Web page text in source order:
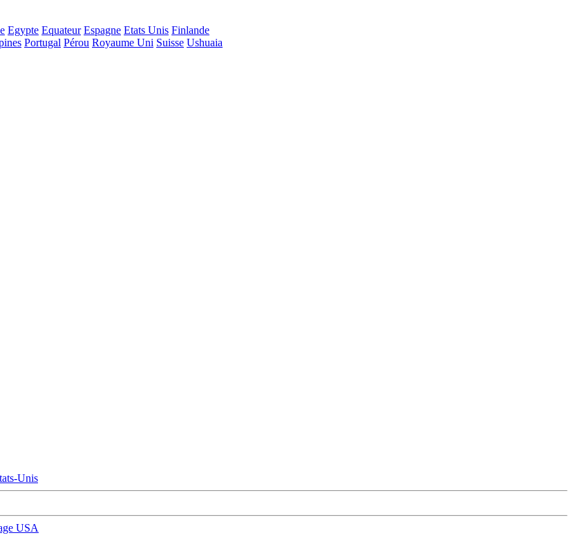
Egypte Equateur Espagne Etats Unis Finlande
Portugal Pérou Royaume Uni Suisse Ushuaia
Unis
USA